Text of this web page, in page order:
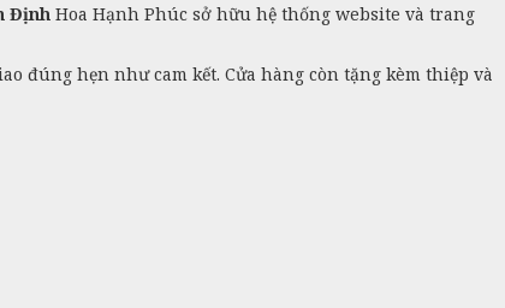
Định Hoa Hạnh Phúc sở hữu hệ thống website và trang
đúng hẹn như cam kết. Cửa hàng còn tặng kèm thiệp và